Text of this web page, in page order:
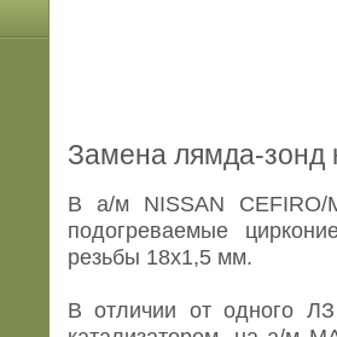
Замена лямда-зонд
В а/м NISSAN CEFIRO/
подогреваемые
резьбы 18х1,5 мм.
В отличии от одного